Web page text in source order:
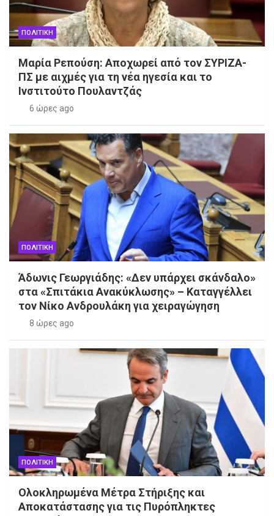
ΠΟΛΙΤΙΚΗ
Μαρία Ρεπούση: Αποχωρεί από τον ΣΥΡΙΖΑ-
ΠΣ με αιχμές για τη νέα ηγεσία και το
Ινστιτούτο Πουλαντζάς
6 ώρες ago
ΠΟΛΙΤΙΚΗ
Άδωνις Γεωργιάδης: «Δεν υπάρχει σκάνδαλο»
στα «Σπιτάκια Ανακύκλωσης» – Καταγγέλλει
τον Νίκο Ανδρουλάκη για χειραγώγηση
8 ώρες ago
ΠΟΛΙΤΙΚΗ
Ολοκληρωμένα Μέτρα Στήριξης και
Αποκατάστασης για τις Πυρόπληκτες